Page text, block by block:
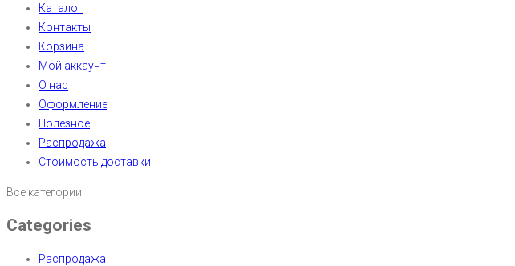
Каталог
Контакты
Корзина
Мой аккаунт
О нас
Оформление
Полезное
Распродажа
Стоимость доставки
Все категории
Categories
Распродажа